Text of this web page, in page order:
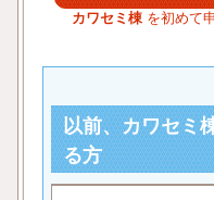
カワセミ棟 を初めて
以前、カワセミ
る方